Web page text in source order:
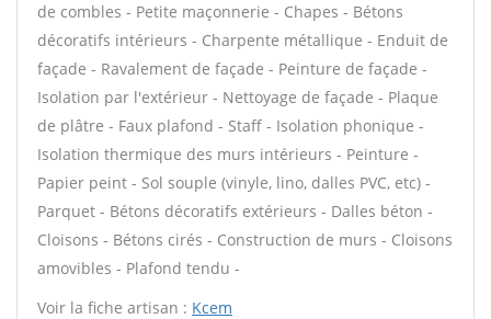
de combles - Petite maçonnerie - Chapes - Bétons
décoratifs intérieurs - Charpente métallique - Enduit de
façade - Ravalement de façade - Peinture de façade -
Isolation par l'extérieur - Nettoyage de façade - Plaque
de plâtre - Faux plafond - Staff - Isolation phonique -
Isolation thermique des murs intérieurs - Peinture -
Papier peint - Sol souple (vinyle, lino, dalles PVC, etc) -
Parquet - Bétons décoratifs extérieurs - Dalles béton -
Cloisons - Bétons cirés - Construction de murs - Cloisons
amovibles - Plafond tendu -
Voir la fiche artisan : Kcem